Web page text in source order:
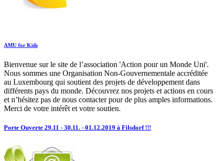
AMU for Kids
Bienvenue sur le site de l’association 'Action pour un Monde Uni'.
Nous sommes une Organisation Non-Gouvernementale accréditée
au Luxembourg qui soutient des projets de développement dans
différents pays du monde. Découvrez nos projets et actions en cours
et n’hésitez pas de nous contacter pour de plus amples informations.
Merci de votre intérêt et votre soutien.
Porte Ouverte 29.11 - 30.11. - 01.12.2019 à Filsdorf !!!